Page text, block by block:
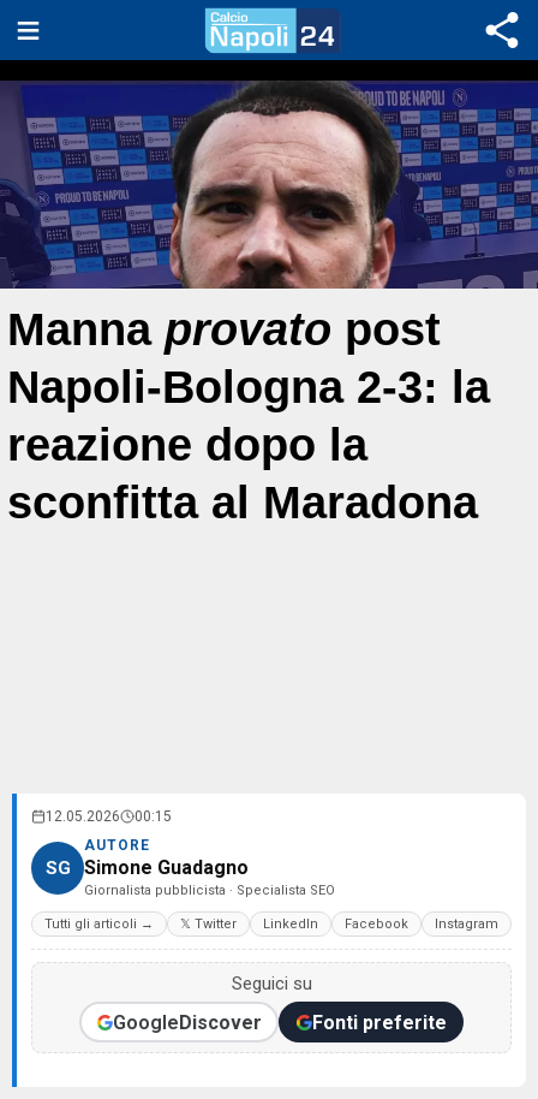
Manna provato post
Napoli-Bologna 2-3: la
reazione dopo la
sconfitta al Maradona
12.05.2026 00:15
SG
AUTORE
Simone Guadagno
Giornalista pubblicista · Specialista SEO
Tutti gli articoli → 𝕏 Twitter LinkedIn Facebook Instagram
Seguici su
GoogleDiscover Fonti preferite